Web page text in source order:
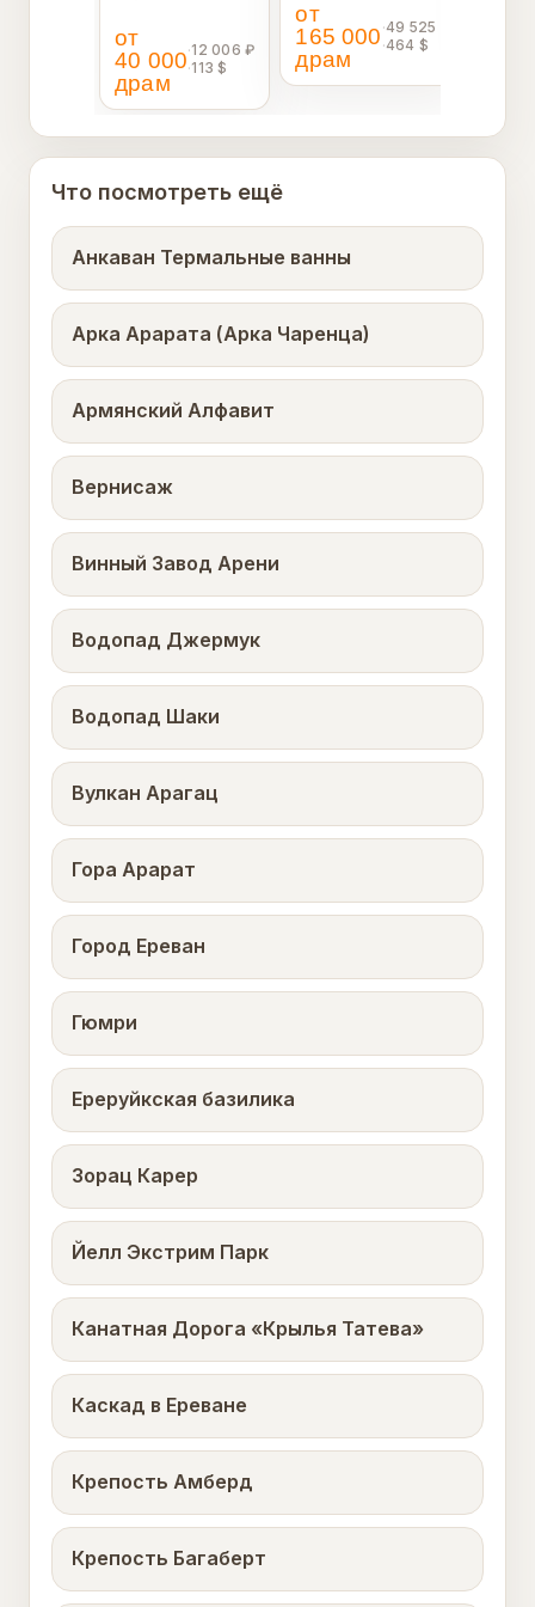
незабыв...
от
40 000
драм
·12 006 ₽
·113 $
Армении. В первый
день вы...
от
165 000
драм
·49 525 ₽
·464 $
Что посмотреть ещё
Анкаван Термальные ванны
Арка Арарата (Арка Чаренца)
Армянский Алфавит
Вернисаж
Винный Завод Арени
Водопад Джермук
Водопад Шаки
Вулкан Арагац
Гора Арарат
Город Ереван
Гюмри
Ереруйкская базилика
Зорац Карер
Йелл Экстрим Парк
Канатная Дорога «Крылья Татева»
Каскад в Ереване
Крепость Амберд
Крепость Багаберт